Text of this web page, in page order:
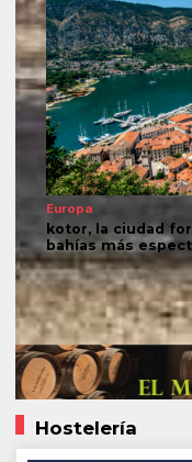
Europa
kotor, la ciudad
bahías más
Hostelería